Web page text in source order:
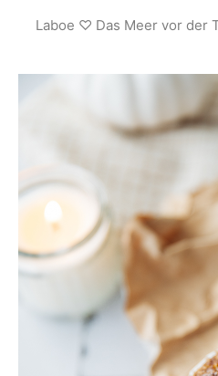
Laboe ♡ Das Meer vor der